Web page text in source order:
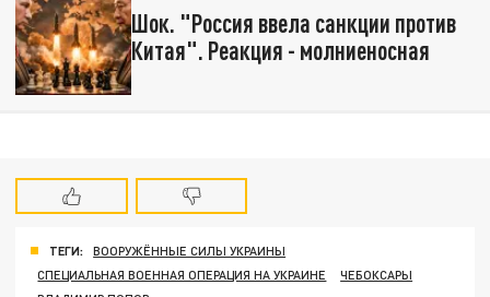
Шок. "Россия ввела санкции против
Китая". Реакция - молниеносная
ТЕГИ:
ВООРУЖЁННЫЕ СИЛЫ УКРАИНЫ
СПЕЦИАЛЬНАЯ ВОЕННАЯ ОПЕРАЦИЯ НА УКРАИНЕ
ЧЕБОКСАРЫ